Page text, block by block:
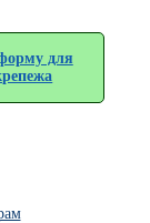
для